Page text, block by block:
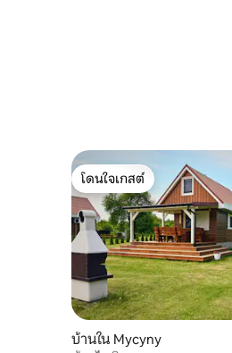
โดนใจเกสต์
โดนใจเกสต์
บ้านใน Mycyny